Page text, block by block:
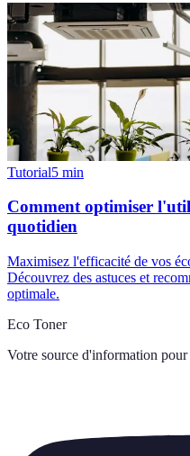
Tutorial5 min
Comment optimiser
quotidien
Maximisez l'efficacité de vos
Découvrez des astuces et
optimale.
Eco Toner
Votre source d'information